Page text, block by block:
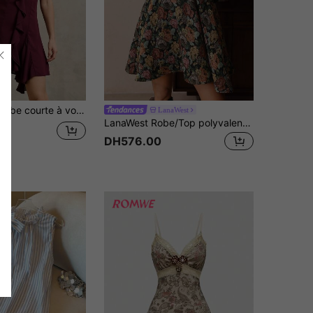
volants en cascade à l'avant avec ourlet asymétrique à volants, couleur bordeaux, pour soirée ou rendez-vous LanaWest
LanaWest Robe/Top polyvalente et confortable à doublure, style occidental, longueur courte. Femmes, base noire vintage, jacquard romantique multicolore, sans manches, froncé/col rond, simple boutonnage, taille élastique réglable, coupe évasée
DH576.00